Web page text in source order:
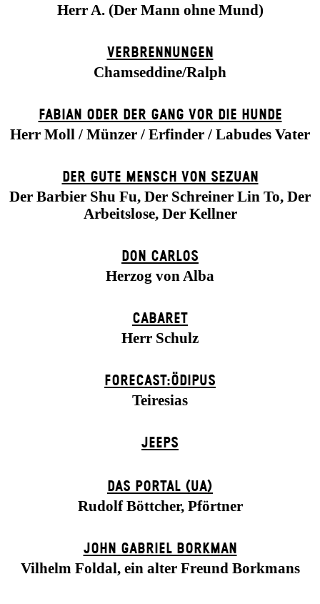
Herr A. (Der Mann ohne Mund)
VERBRENNUNGEN
Chamseddine/Ralph
FABIAN ODER DER GANG VOR DIE HUNDE
Herr Moll / Münzer / Erfinder / Labudes Vater
DER GUTE MENSCH VON SEZUAN
Der Barbier Shu Fu, Der Schreiner Lin To, Der
Arbeitslose, Der Kellner
DON CARLOS
Herzog von Alba
CABARET
Herr Schulz
FORECAST:ÖDIPUS
Teiresias
JEEPS
DAS POR­TAL (UA)
Rudolf Böttcher, Pförtner
JOHN GABRIEL BORKMAN
Vilhelm Foldal, ein alter Freund Borkmans